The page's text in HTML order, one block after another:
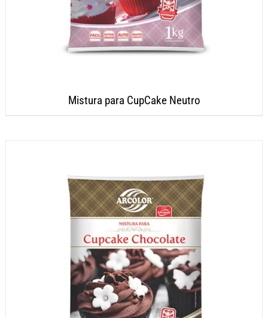
Mistura para CupCake Neutro